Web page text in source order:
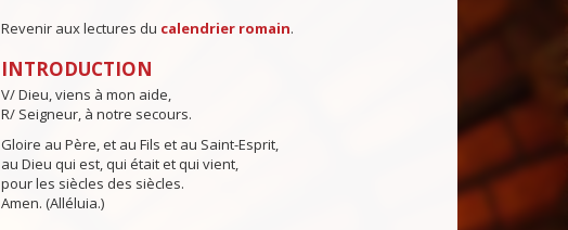
Revenir aux lectures du calendrier romain.
INTRODUCTION
V/ Dieu, viens à mon aide,
R/ Seigneur, à notre secours.
Gloire au Père, et au Fils et au Saint-Esprit,
au Dieu qui est, qui était et qui vient,
pour les siècles des siècles.
Amen. (Alléluia.)